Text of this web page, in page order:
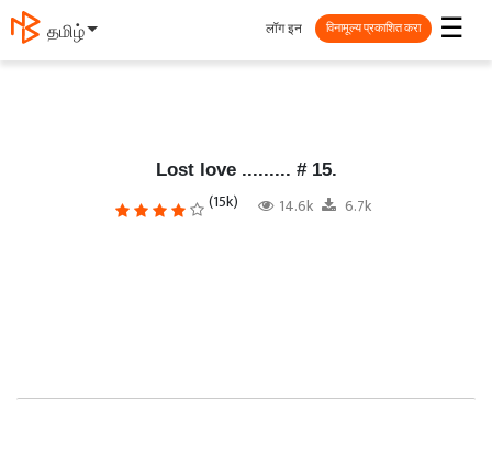
தமிழ் ☰
लॉग इन विनामूल्य प्रकाशित करा
Lost love ......... # 15.
(15k) 14.6k 6.7k